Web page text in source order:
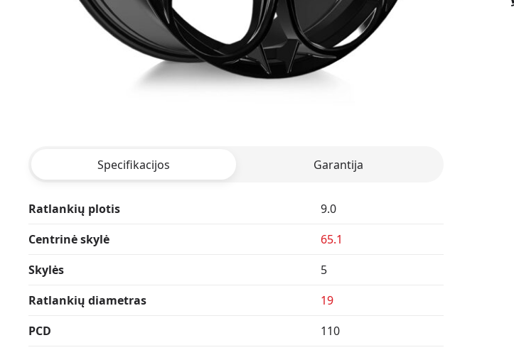
Specifikacijos Garantija
Ratlankių plotis
9.0
Centrinė skylė
65.1
Skylės
5
Ratlankių diametras
19
PCD
110